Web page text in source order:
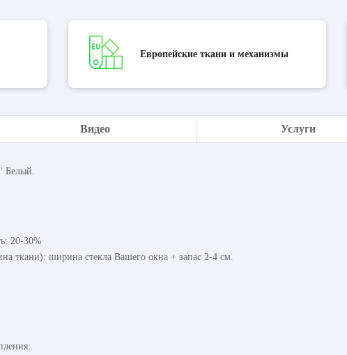
Европейские ткани и механизмы
Видео Услуги
Белый.
20-30%
ткани): ширина стекла Вашего окна + запас 2-4 см.